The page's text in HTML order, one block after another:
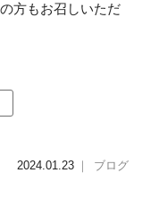
方もお召しいただ
2024.01.23 ｜ ブログ